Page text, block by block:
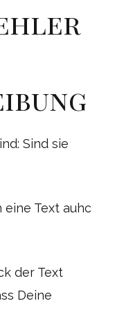
Sind sie
eine Text auhc
der Text
Deine